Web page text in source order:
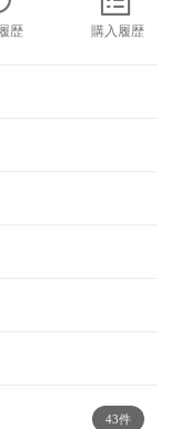
43件
歴 購入履歴